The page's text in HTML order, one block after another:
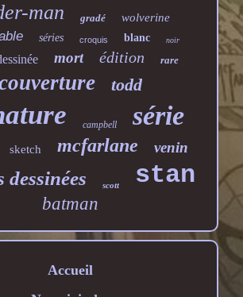
man gradé wolverine
séries croquis blanc noir
mort édition rare
todd
campbell série
sketch mcfarlane venin
dessinées scott stan
batman
Accueil